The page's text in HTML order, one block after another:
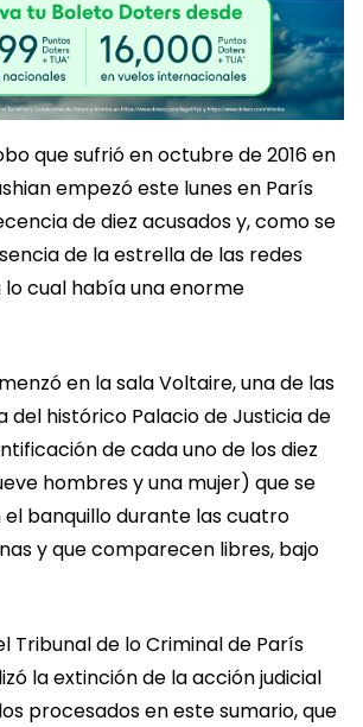
que sufrió en octubre de 2016 en
empezó este lunes en París
de diez acusados y, como se
de la estrella de las redes
lo cual había una enorme
en la sala Voltaire, una de las
del histórico Palacio de Justicia de
de cada uno de los diez
hombres y una mujer) que se
banquillo durante las cuatro
y que comparecen libres, bajo
Tribunal de lo Criminal de París
la extinción de la acción judicial
procesados en este sumario, que